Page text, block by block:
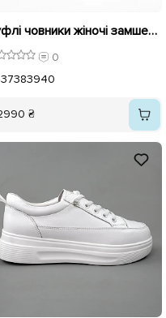
Туфлі човники жіночі замшеві 596290 Чорні
0
37383940
₴